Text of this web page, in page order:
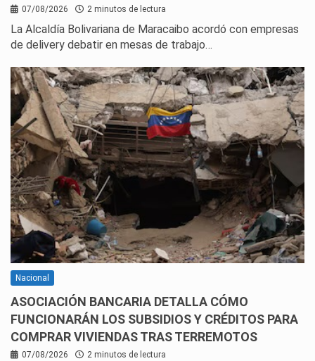
07/08/2026 2 minutos de lectura
La Alcaldía Bolivariana de Maracaibo acordó con empresas
de delivery debatir en mesas de trabajo…
Nacional
ASOCIACIÓN BANCARIA DETALLA CÓMO
FUNCIONARÁN LOS SUBSIDIOS Y CRÉDITOS PARA
COMPRAR VIVIENDAS TRAS TERREMOTOS
07/08/2026 2 minutos de lectura